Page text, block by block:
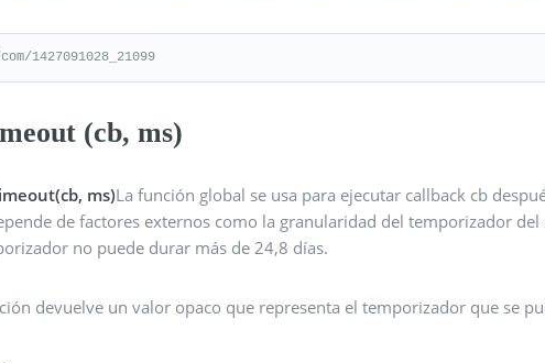
1427091028_21099
(cb, ms)
ms)La función global se usa para ejecutar callback cb
de factores externos como la granularidad del temporizador
no puede durar más de 24,8 días.
devuelve un valor opaco que representa el temporizador que se